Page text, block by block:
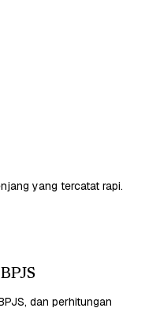
yang tercatat rapi.
dan perhitungan